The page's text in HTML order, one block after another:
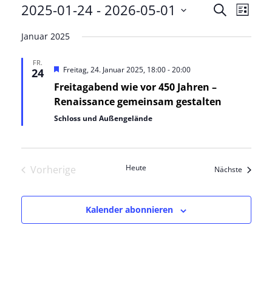
Suche
SucheListe
2025-01-24 - 2026-05-01
wählen.
Januar 2025
FR.
24 Hervorgehoben
Freitag, 24. Januar 2025, 18:00-20:00
Freitagabend wie vor 450 Jahren –
Renaissance gemeinsam gestalten
Schloss und Außengelände
Vorherige
Heute Nächste
Kalender abonnieren